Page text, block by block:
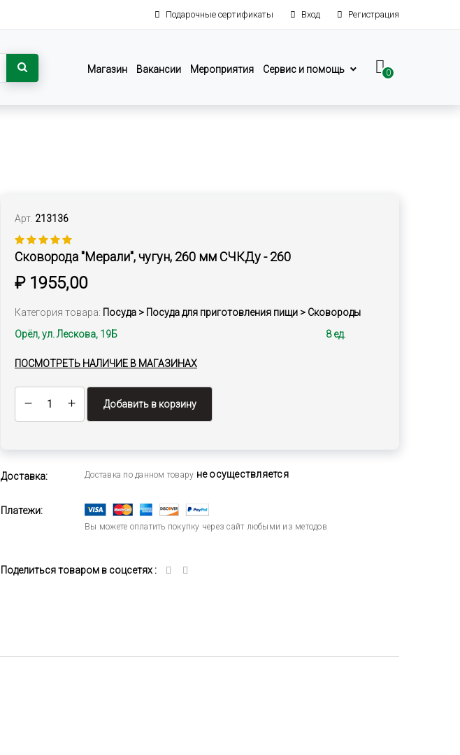
Подарочные сертификаты Вход Регистрация
Магазин
Вакансии Мероприятия Сервис и помощь 0
Арт. 213136
Сковорода "Мерали", чугун, 260 мм СЧКДу - 260
₽ 1955,00
Категория товара: Посуда > Посуда для приготовления пищи > Сковороды
Орёл, ул. Лескова, 19Б
8 ед.
ПОСМОТРЕТЬ НАЛИЧИЕ В МАГАЗИНАХ
Добавить в корзину
Доставка: Доставка по данном товару не осуществляется
Платежи:
Вы можете оплатить покупку через сайт любыми из методов
Поделиться товаром в соцсетях :